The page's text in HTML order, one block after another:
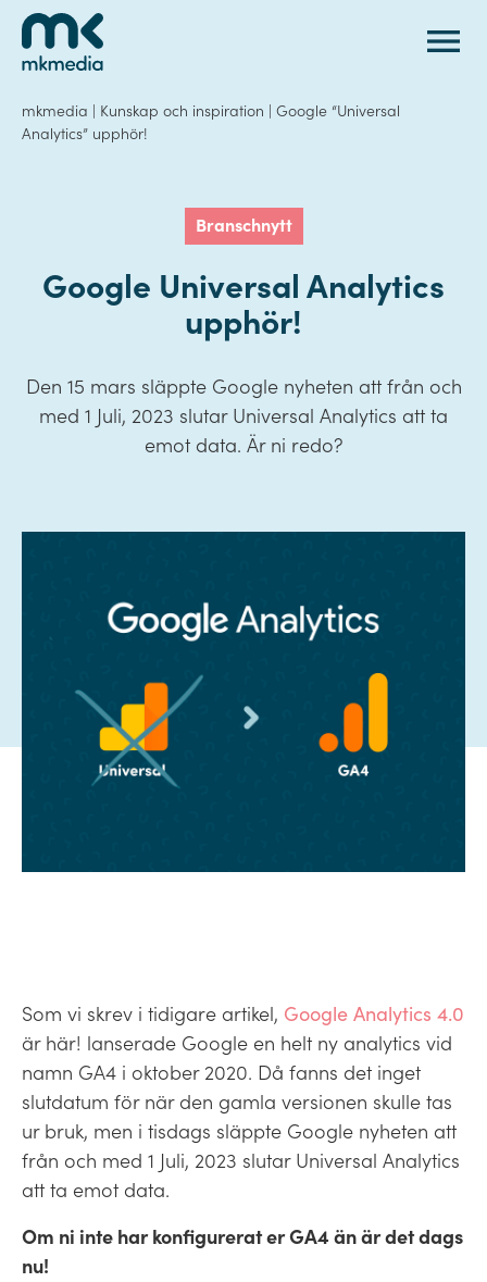
Gå till innehåll
mkmedia | Kunskap och inspiration | Google “Universal
Analytics” upphör!
Branschnytt
Google Universal Analytics
upphör!
Den 15 mars släppte Google nyheten att från och
med 1 Juli, 2023 slutar Universal Analytics att ta
emot data. Är ni redo?
Som vi skrev i tidigare artikel, Google Analytics 4.0
är här! lanserade Google en helt ny analytics vid
namn GA4 i oktober 2020. Då fanns det inget
slutdatum för när den gamla versionen skulle tas
ur bruk, men i tisdags släppte Google nyheten att
från och med 1 Juli, 2023 slutar Universal Analytics
att ta emot data.
Om ni inte har konfigurerat er GA4 än är det dags
nu!